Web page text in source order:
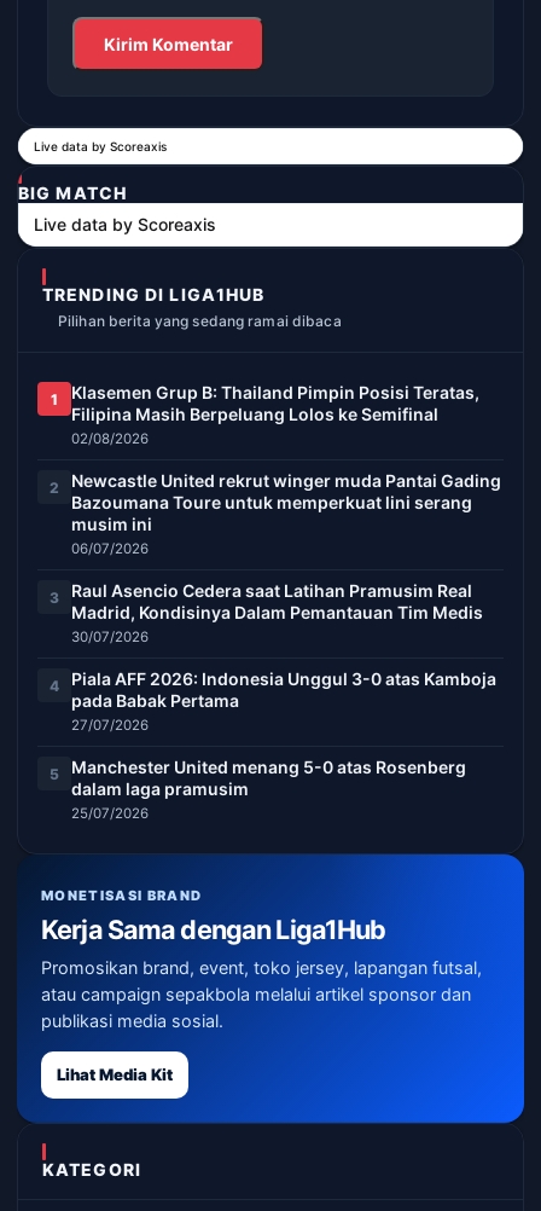
Live data by Scoreaxis
BIG MATCH
Live data by Scoreaxis
TRENDING DI LIGA1HUB
Pilihan berita yang sedang ramai dibaca
1
Klasemen Grup B: Thailand Pimpin Posisi Teratas,
Filipina Masih Berpeluang Lolos ke Semifinal
02/08/2026
2
Newcastle United rekrut winger muda Pantai Gading
Bazoumana Toure untuk memperkuat lini serang
musim ini
06/07/2026
3
Raul Asencio Cedera saat Latihan Pramusim Real
Madrid, Kondisinya Dalam Pemantauan Tim Medis
30/07/2026
4
Piala AFF 2026: Indonesia Unggul 3-0 atas Kamboja
pada Babak Pertama
27/07/2026
5
Manchester United menang 5-0 atas Rosenberg
dalam laga pramusim
25/07/2026
MONETISASI BRAND
Kerja Sama dengan Liga1Hub
Promosikan brand, event, toko jersey, lapangan futsal,
atau campaign sepakbola melalui artikel sponsor dan
publikasi media sosial.
Lihat Media Kit
KATEGORI